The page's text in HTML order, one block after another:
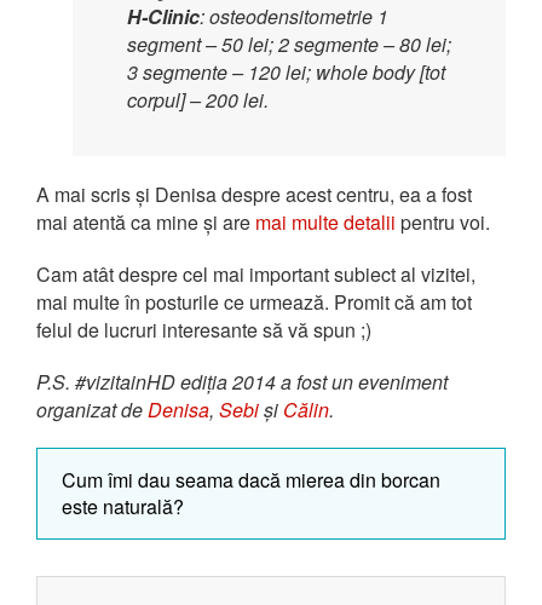
H-Clinic: osteodensitometrie 1
segment – 50 lei; 2 segmente – 80 lei;
3 segmente – 120 lei; whole body [tot
corpul] – 200 lei.
A mai scris și Denisa despre acest centru, ea a fost
mai atentă ca mine și are mai multe detalii pentru voi.
Cam atât despre cel mai important subiect al vizitei,
mai multe în posturile ce urmează. Promit că am tot
felul de lucruri interesante să vă spun ;)
P.S. #vizitainHD ediția 2014 a fost un eveniment
organizat deDenisa, Sebiși Călin.
Cum îmi dau seama dacă mierea din borcan
este naturală?